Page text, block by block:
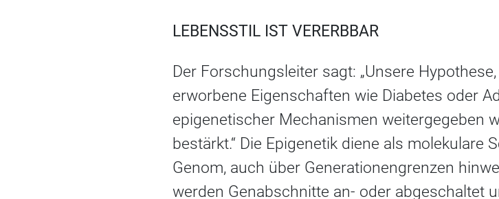
LEBENSSTIL IST VERERBBAR
Der Forschungsleiter sagt: „Unsere
erworbene Eigenschaften wie Diabetes oder
epigenetischer Mechanismen weitergegeben
bestärkt.“ Die Epigenetik diene als molekulare
Genom, auch über Generationengrenzen
werden Genabschnitte an- oder abgeschaltet